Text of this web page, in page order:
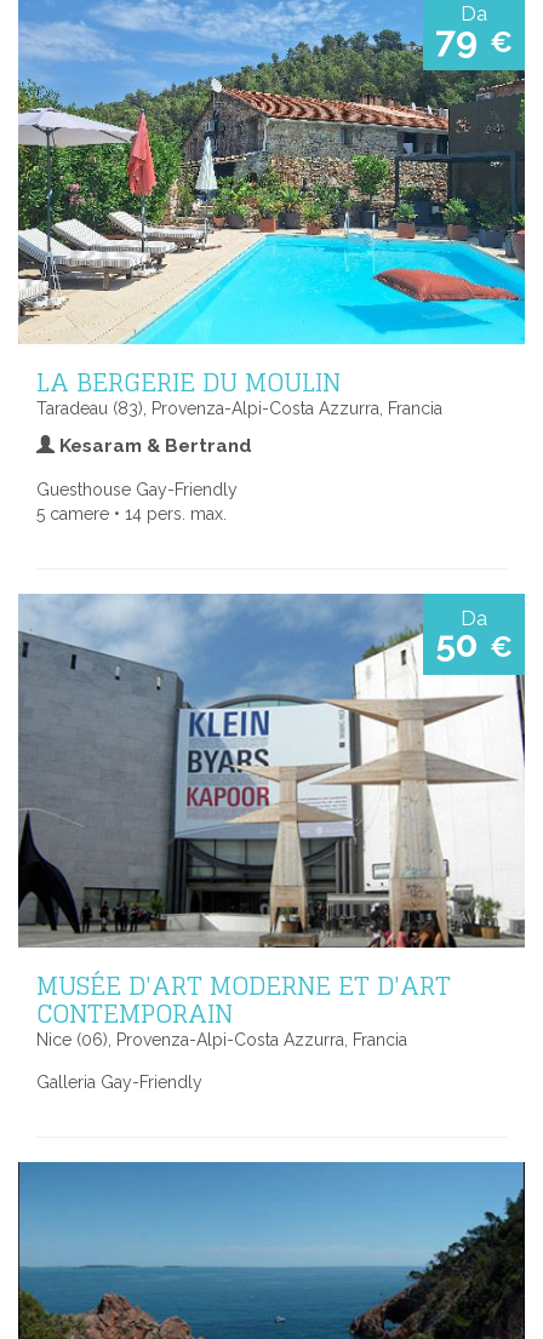
Da
79 €
LA BERGERIE DU MOULIN
Taradeau (83), Provenza-Alpi-Costa Azzurra, Francia
Kesaram & Bertrand
Guesthouse Gay-Friendly
5 camere • 14 pers. max.
Da
50 €
MUSÉE D'ART MODERNE ET D'ART
CONTEMPORAIN
Nice (06), Provenza-Alpi-Costa Azzurra, Francia
Galleria Gay-Friendly